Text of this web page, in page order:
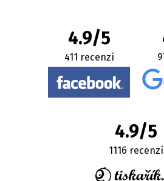
4.9/5
411 recenzí
4.9/5
1116 recenzí